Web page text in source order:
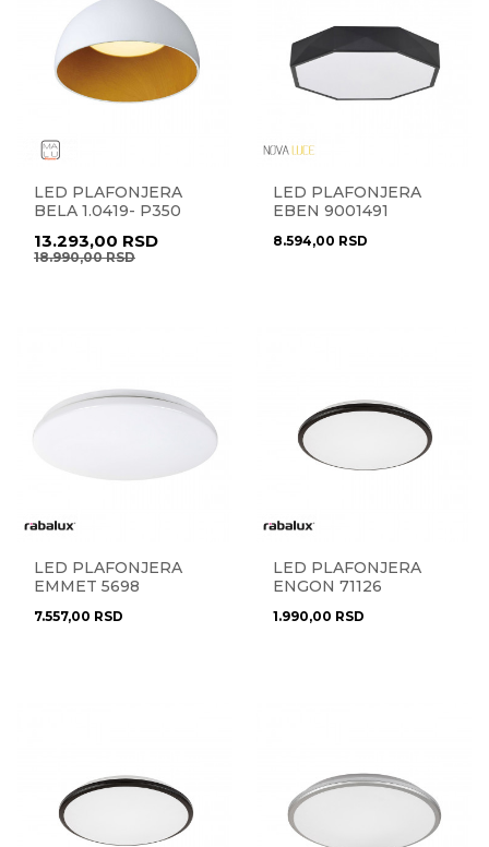
LED PLAFONJERA
BELA 1.0419- P350
13.293,00 RSD
18.990,00RSD
LED PLAFONJERA
EBEN 9001491
8.594,00 RSD
LED PLAFONJERA
EMMET 5698
7.557,00 RSD
LED PLAFONJERA
ENGON 71126
1.990,00 RSD